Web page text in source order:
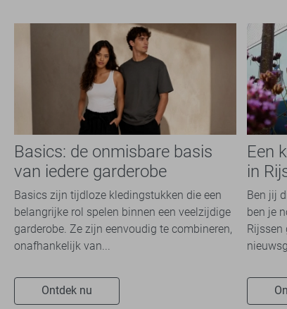
Petrol Industries 4
State of Art 12
Tommy Jeans
Vanguard 14
Basics: de onmisbare basis
van iedere garderobe
Basics zijn tijdloze kledingstukken die een
belangrijke rol spelen binnen een veelzijdige
garderobe. Ze zijn eenvoudig te combineren,
onafhankelijk van...
Ontdek nu
Een
in
Ben jij
ben je
Rijssen